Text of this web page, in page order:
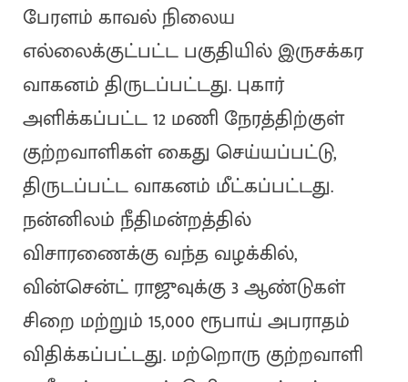
பேரளம் காவல் நிலைய
எல்லைக்குட்பட்ட பகுதியில் இருசக்கர
வாகனம் திருடப்பட்டது. புகார்
அளிக்கப்பட்ட 12 மணி நேரத்திற்குள்
குற்றவாளிகள் கைது செய்யப்பட்டு,
திருடப்பட்ட வாகனம் மீட்கப்பட்டது.
நன்னிலம் நீதிமன்றத்தில்
விசாரணைக்கு வந்த வழக்கில்,
வின்சென்ட் ராஜுவுக்கு 3 ஆண்டுகள்
சிறை மற்றும் 15,000 ரூபாய் அபராதம்
விதிக்கப்பட்டது. மற்றொரு குற்றவாளி